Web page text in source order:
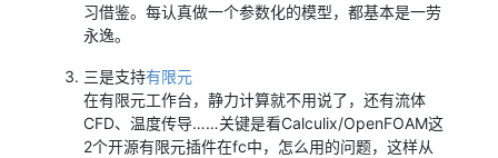
习借鉴。每认真做一个参数化的模型，都基本是一劳
永逸。
三是支持有限元
在有限元工作台，静力计算就不用说了，还有流体
CFD、温度传导……关键是看Calculix/OpenFOAM这
2个开源有限元插件在fc中，怎么用的问题，这样从